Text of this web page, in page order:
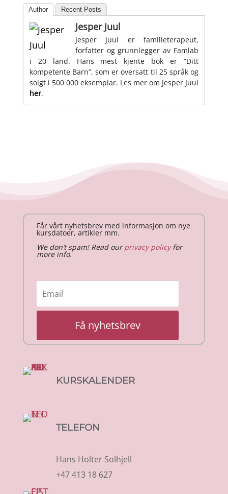
Author Recent Posts
Jesper Juul
Jesper Juul er familieterapeut,
forfatter og grunnlegger av Famlab
i 20 land. Hans mest kjente bok er ”Ditt
kompetente Barn”, som er oversatt til 25 språk og
solgt i 500 000 eksemplar. Les mer om Jesper Juul
her.
Får vårt nyhetsbrev med informasjon om nye
kursdatoer, artikler mm.
We don’t spam! Read ourprivacy policyfor
more info.
Få nyhetsbrev
KURSKALENDER
TELEFON
Hans Holter Solhjell
+47 413 18 627